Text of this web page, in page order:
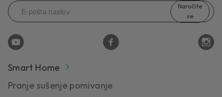
Naročite
se
Smart Home
Pranje sušenje pomivanje